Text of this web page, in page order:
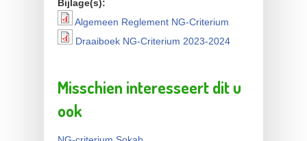
Bijlage(s):
Algemeen Reglement NG-
Algemeen Reglement NG-Criterium
2023-2024
Draaiboek NG-Criterium 2023-2024
Misschien interesseert dit u
ook